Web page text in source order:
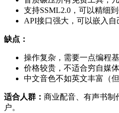
支持SSML2.0，可以精细
API接口强大，可以嵌入
缺点：
操作复杂，需要一点编程
价格较贵，不适合穷自媒体
中文音色不如英文丰富（
适合人群： 商业配音、有声书制
户。